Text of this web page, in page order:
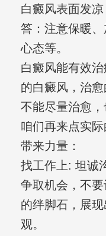
白癜风表面发
答：注意保暖
心态等。
白癜风能有效
的白癜风，治
不能尽量治愈，
咱们再来点实际
带来力量：
找工作上: 坦诚
争取机会，不
的绊脚石，展
观。